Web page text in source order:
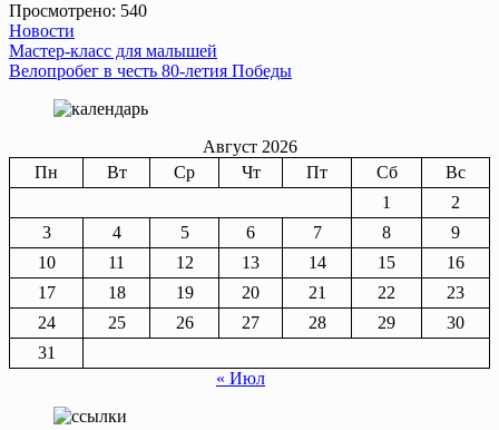
Просмотрено: 540
Новости
Навигация
по
записям
Мастер-класс для малышей
Велопробег в честь 80-летия Победы
Август 2026
Пн
Вт Ср Чт Пт Сб
Вс
1
2
3
4 5 6 7 8
9
10
11 12 13 14 15
16
17
18 19 20 21 22
23
24
25 26 27 28 29
30
31
« Июл